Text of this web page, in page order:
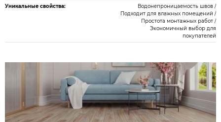
Уникальные свойства:
Водонепроницаемость швов /
Подходит для влажных помещений /
Простота монтажных работ /
Экономичный выбор для
покупателей